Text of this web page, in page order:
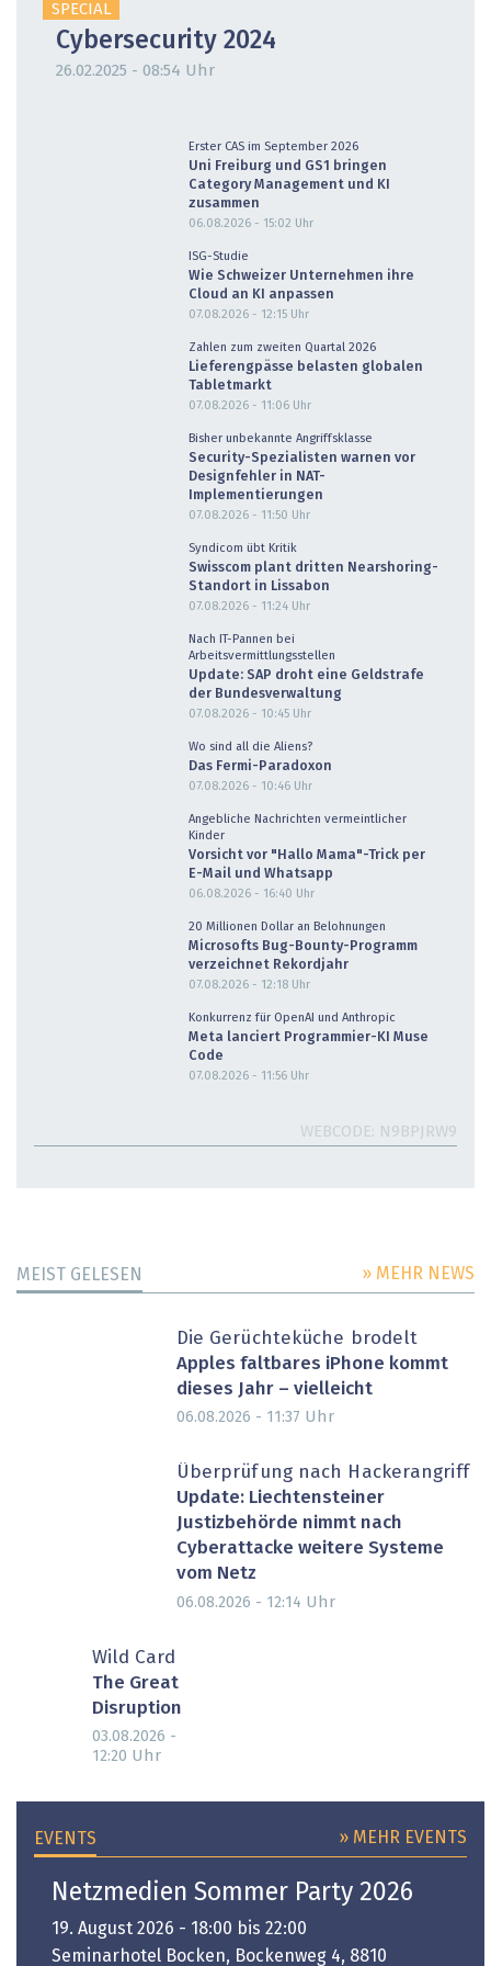
SPECIAL
Cybersecurity 2024
26.02.2025 - 08:54 Uhr
Erster CAS im September 2026
Uni Freiburg und GS1 bringen
Category Management und KI
zusammen
06.08.2026 - 15:02 Uhr
ISG-Studie
Wie Schweizer Unternehmen ihre
Cloud an KI anpassen
07.08.2026 - 12:15 Uhr
Zahlen zum zweiten Quartal 2026
Lieferengpässe belasten globalen
Tabletmarkt
07.08.2026 - 11:06 Uhr
Bisher unbekannte Angriffsklasse
Security-Spezialisten warnen vor
Designfehler in NAT-
Implementierungen
07.08.2026 - 11:50 Uhr
Syndicom übt Kritik
Swisscom plant dritten Nearshoring-
Standort in Lissabon
07.08.2026 - 11:24 Uhr
Nach IT-Pannen bei
Arbeitsvermittlungsstellen
Update: SAP droht eine Geldstrafe
der Bundesverwaltung
07.08.2026 - 10:45 Uhr
Wo sind all die Aliens?
Das Fermi-Paradoxon
07.08.2026 - 10:46 Uhr
Angebliche Nachrichten vermeintlicher
Kinder
Vorsicht vor "Hallo Mama"-Trick per
E-Mail und Whatsapp
06.08.2026 - 16:40 Uhr
20 Millionen Dollar an Belohnungen
Microsofts Bug-Bounty-Programm
verzeichnet Rekordjahr
07.08.2026 - 12:18 Uhr
Konkurrenz für OpenAI und Anthropic
Meta lanciert Programmier-KI Muse
Code
07.08.2026 - 11:56 Uhr
WEBCODE N9BPJRW9
MEIST GELESEN » MEHR NEWS
Die Gerüchteküche brodelt
Apples faltbares iPhone kommt
dieses Jahr – vielleicht
06.08.2026 - 11:37 Uhr
Überprüfung nach Hackerangriff
Update: Liechtensteiner
Justizbehörde nimmt nach
Cyberattacke weitere Systeme
vom Netz
06.08.2026 - 12:14 Uhr
Wild Card
The Great
Disruption
03.08.2026 -
12:20 Uhr
EVENTS » MEHR EVENTS
Netzmedien Sommer Party 2026
19. August 2026 - 18:00 bis 22:00
Seminarhotel Bocken, Bockenweg 4, 8810